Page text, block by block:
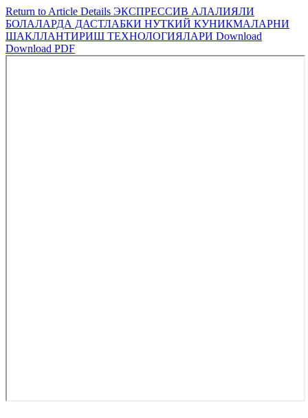
Return to Article Details ЭКСПРЕССИВ АЛАЛИЯЛИ
БОЛАЛАРДА ДАСТЛАБКИ НУТКИЙ КУНИКМАЛАРНИ
ШАКЛЛАНТИРИШ ТЕХНОЛОГИЯЛАРИ Download
Download PDF